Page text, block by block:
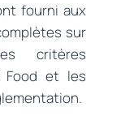
fourni aux
sur
critères
Food et les